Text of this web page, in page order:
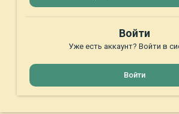
Войти
Уже есть аккаунт? Войти в
Войти